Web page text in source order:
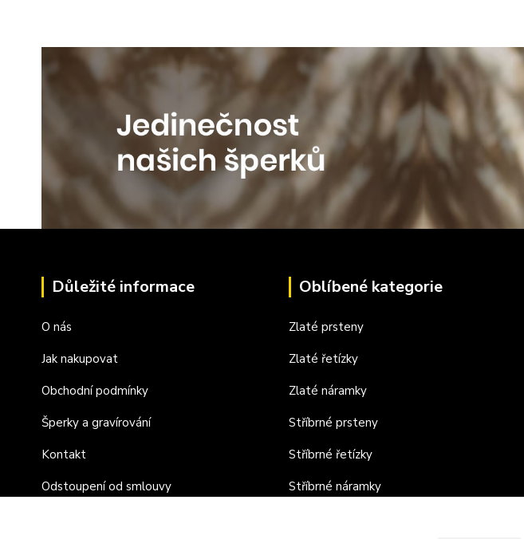
Důležité informace
O nás
Jak nakupovat
Obchodní podmínky
Šperky a gravírování
Kontakt
Odstoupení od smlouvy
Oblíbené kategorie
Zlaté prsteny
Zlaté řetízky
Zlaté náramky
Stříbrné prsteny
Stříbrné řetízky
Stříbrné náramky